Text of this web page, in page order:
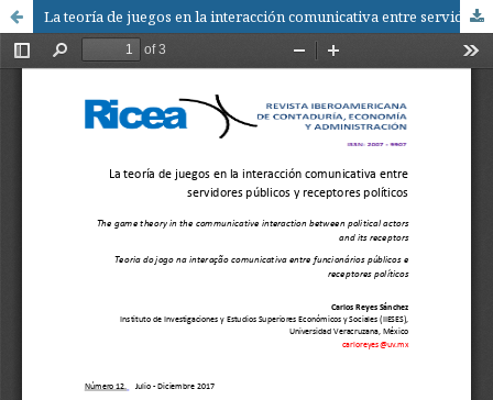
La teoría de juegos en la interacción comunicativa entre servidores públicos y receptores políticos / The game theory in the communicative interaction between political actors and its receptors